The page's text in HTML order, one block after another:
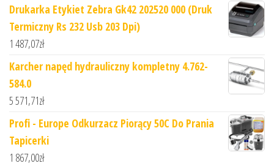
Drukarka Etykiet Zebra Gk42 202520 000 (Druk
Termiczny Rs 232 Usb 203 Dpi)
1 487,07zł
Karcher napęd hydrauliczny kompletny 4.762-
584.0
5 571,71zł
Profi - Europe Odkurzacz Piorący 50C Do Prania
Tapicerki
1 867,00zł